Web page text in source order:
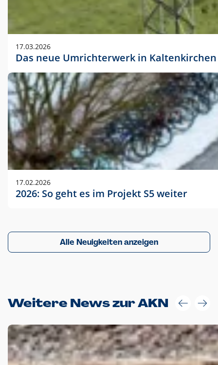
17.03.2026
Das neue Umrichterwerk in Kaltenkirchen
17.02.2026
2026: So geht es im Projekt S5 weiter
Alle Neuigkeiten anzeigen
Weitere News zur AKN